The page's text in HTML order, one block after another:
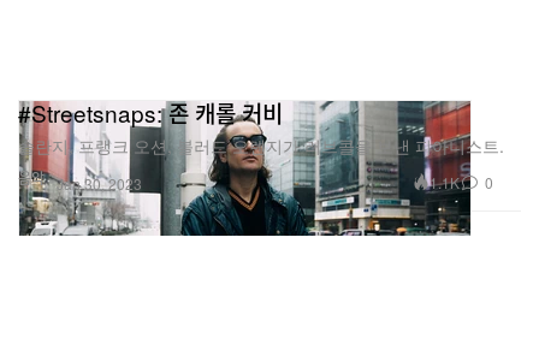
음악
#Streetsnaps: 존 캐롤 커비
솔란지, 프랭크 오션, 블러드 오렌지가 러브콜을 보낸 피아니스트.
Jan 30, 2023 1.1K 0